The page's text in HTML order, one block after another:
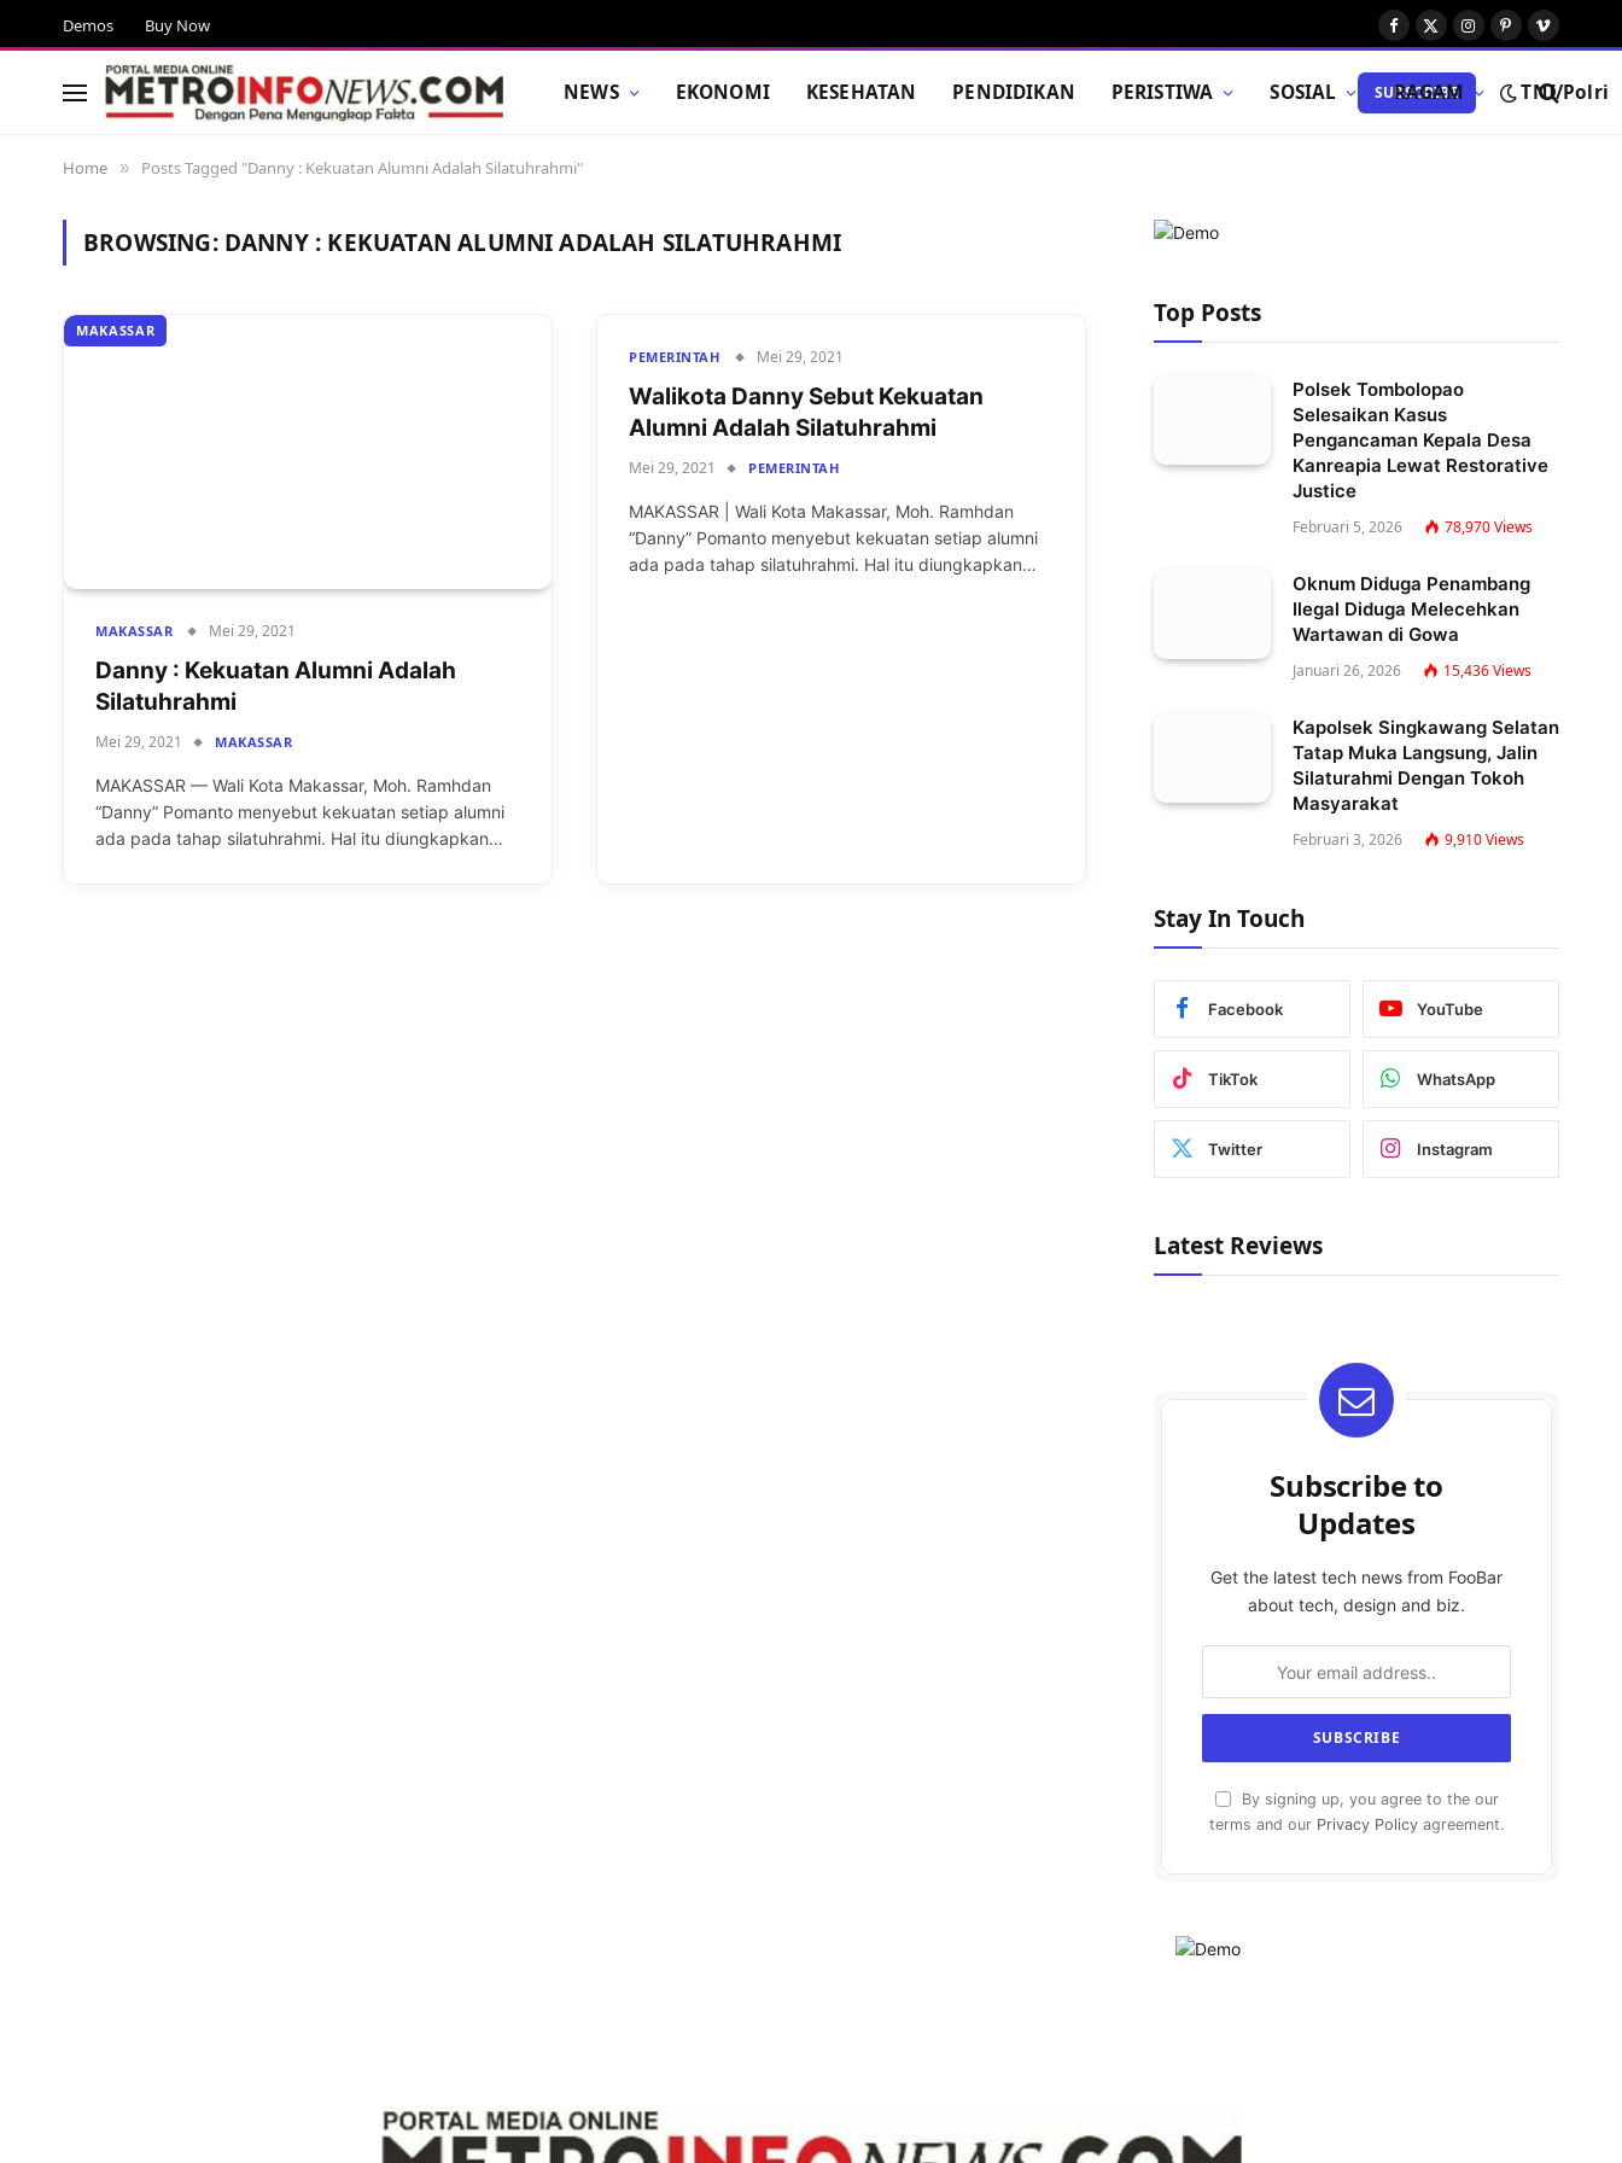
Demos Buy Now
Facebook
X
Instagram
Pinterest
Vimeo
NEWS EKONOMI KESEHATAN PENDIDIKAN PERISTIWA SOSIAL RAGAM TNI/Polri
SUBSCRIBE
Home » Posts Tagged "Danny : Kekuatan Alumni Adalah Silatuhrahmi"
BROWSING: DANNY : KEKUATAN ALUMNI ADALAH SILATUHRAHMI
MAKASSAR
MAKASSAR Mei 29, 2021
Danny : Kekuatan Alumni Adalah
Silatuhrahmi
Mei 29, 2021 MAKASSAR
MAKASSAR — Wali Kota Makassar, Moh. Ramhdan
“Danny” Pomanto menyebut kekuatan setiap alumni
ada pada tahap silatuhrahmi. Hal itu diungkapkan…
PEMERINTAH Mei 29, 2021
Walikota Danny Sebut Kekuatan
Alumni Adalah Silatuhrahmi
Mei 29, 2021 PEMERINTAH
MAKASSAR | Wali Kota Makassar, Moh. Ramhdan
“Danny” Pomanto menyebut kekuatan setiap alumni
ada pada tahap silatuhrahmi. Hal itu diungkapkan…
Top Posts
Polsek Tombolopao
Selesaikan Kasus
Pengancaman Kepala Desa
Kanreapia Lewat Restorative
Justice
Februari 5, 2026 78,970Views
Oknum Diduga Penambang
Ilegal Diduga Melecehkan
Wartawan di Gowa
Januari 26, 2026 15,436Views
Kapolsek Singkawang Selatan
Tatap Muka Langsung, Jalin
Silaturahmi Dengan Tokoh
Masyarakat
Februari 3, 2026 9,910Views
Stay In Touch
Facebook YouTube
TikTok WhatsApp
Twitter Instagram
Latest Reviews
Subscribe to
Updates
Get the latest tech news from FooBar
about tech, design and biz.
By signing up, you agree to the our
terms and our Privacy Policy agreement.